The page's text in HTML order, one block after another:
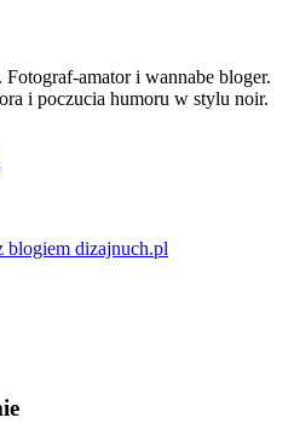
amator i wannabe bloger.
i poczucia humoru w stylu noir.
blogiem dizajnuch.pl